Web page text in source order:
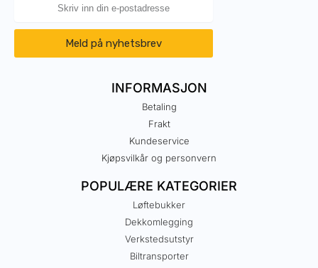
Meld på nyhetsbrev
INFORMASJON
Betaling
Frakt
Kundeservice
Kjøpsvilkår og personvern
POPULÆRE KATEGORIER
Løftebukker
Dekkomlegging
Verkstedsutstyr
Biltransporter